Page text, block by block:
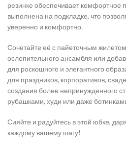
резинке обеспечивает комфортное
выполнена на подкладке, что
уверенно и комфортно.
Сочетайте её с пайеточным
ослепительного ансамбля или
для роскошного и элегантного
для праздников, корпоративов,
создания более непринужденного
рубашками, худи или даже
Сияйте и радуйтесь в этой юбке,
каждому вашему шагу!